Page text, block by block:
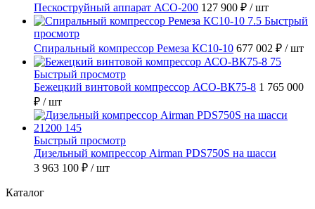
Пескоструйный аппарат АСО-200 127 900 ₽ / шт
Быстрый
просмотр
Спиральный компрессор Ремеза КС10-10 677 002 ₽ / шт
Быстрый просмотр
Бежецкий винтовой компрессор АСО-ВК75-8 1 765 000
₽ / шт
Быстрый просмотр
Дизельный компрессор Airman PDS750S на шасси
3 963 100 ₽ / шт
Каталог